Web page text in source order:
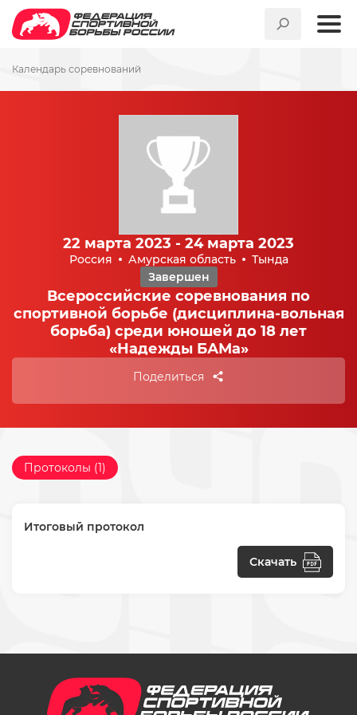
Календарь соревнований
22 марта 2023 - 24 марта 2023
Россия Амурская область
Тында
Завершен
Всероссийские соревнования по
спортивной борьбе (дисциплина-вольная
борьба) среди юношей до 18 лет
«Надежды БАМа»
Поделиться
Протоколы (1)
Итоговый протокол
Скачать